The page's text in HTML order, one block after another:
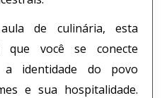
de culinária, esta
que você se conecte
a identidade do povo
e sua hospitalidade.